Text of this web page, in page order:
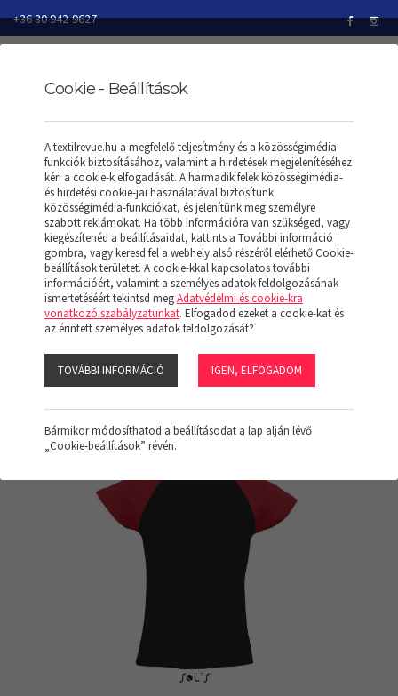
+36 30 942 9627
SOL'S MILKY - NŐI 2 SZÍNŰ RAGLÁN UJJÚ PÓLÓ
SOL'S MILKY - NŐI 2
SZÍNŰ RAGLÁN UJJÚ
PÓLÓ
Cookie - Beállítások
A textilrevue.hu a megfelelő teljesítmény és a közösségimédia-
funkciók biztosításához, valamint a hirdetések megjelenítéséhez
kéri a cookie-k elfogadását. A harmadik felek közösségimédia-
és hirdetési cookie-jai használatával biztosítunk
közösségimédia-funkciókat, és jelenítünk meg személyre
szabott reklámokat. Ha több információra van szükséged, vagy
kiegészítenéd a beállításaidat, kattints a További információ
gombra, vagy keresd fel a webhely alsó részéről elérhető Cookie-
beállítások területet. A cookie-kkal kapcsolatos további
információért, valamint a személyes adatok feldolgozásának
ismertetéséért tekintsd megAdatvédelmi és cookie-kra
vonatkozó szabályzatunkat. Elfogadod ezeket a cookie-kat és
az érintett személyes adatok feldolgozását?
TOVÁBBI INFORMÁCIÓ IGEN, ELFOGADOM
Bármikor módosíthatod a beállításodat a lap alján lévő
„Cookie-beállítások” révén.